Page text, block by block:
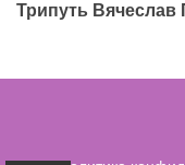
Трипуть Вячеслав